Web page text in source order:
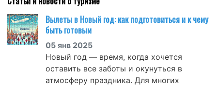
Вылеты в Новый год: как подготовиться и к чему
быть готовым
05 янв 2025
Новый год — время, когда хочется
оставить все заботы и окунуться в
атмосферу праздника. Для многих